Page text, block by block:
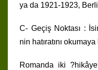
ya da 1921-1923,
C- Geçiş Noktası :
nin hatıratını
Romanda iki